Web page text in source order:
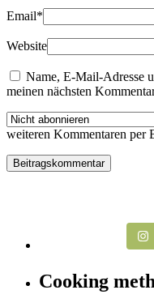
Email*
Website
Name, E-Mail-Adresse
meinen nächsten
weiteren Kommentaren per
Cooking